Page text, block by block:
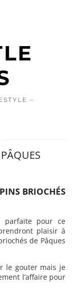
–
BRIOCHÉS
parfaite pour ce
plaisir à
de Pâques
le gouter mais je
l’affaire pour